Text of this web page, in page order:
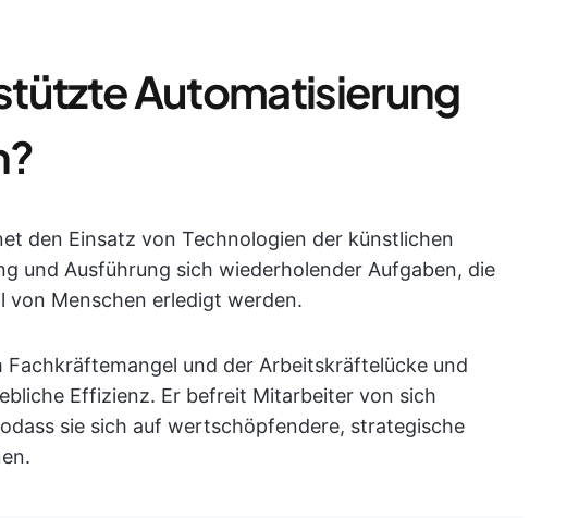
Automatisierung
den Einsatz von Technologien der künstlichen
und Ausführung sich wiederholender Aufgaben, die
von Menschen erledigt werden.
Fachkräftemangel und der Arbeitskräftelücke und
Effizienz. Er befreit Mitarbeiter von sich
sie sich auf wertschöpfendere, strategische